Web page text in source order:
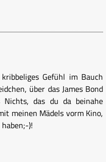
Gefühl im Bauch
über das James Bond
das du da beinahe
meinen Mädels vorm Kino,
)!